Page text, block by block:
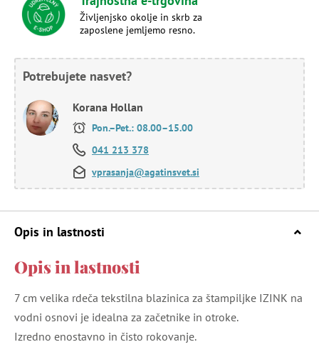
Življenjsko okolje in skrb za
zaposlene jemljemo resno.
Potrebujete nasvet?
Korana Hollan
Pon.–Pet.: 08.00–15.00
041 213 378
vprasanja@agatinsvet.si
Opis in lastnosti
Opis in lastnosti
7 cm velika rdeča tekstilna blazinica za štampiljke IZINK na
vodni osnovi je idealna za začetnike in otroke.
Izredno enostavno in čisto rokovanje.